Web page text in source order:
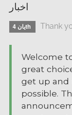
اخبار
یان 4th Thank
Welcome
great
get up and
possible.